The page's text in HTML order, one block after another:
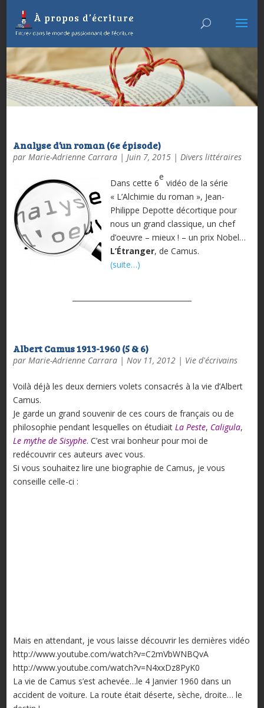
Analyse d’un roman (6e épisode)
par Marie-Adrienne Carrara| Juin 7, 2015| Divers littéraires
Dans cette 6
e
vidéo de la série
« L’Alchimie du roman », Jean-
Philippe Depotte décortique pour
nous un grand classique, un chef
d’oeuvre – mieux ! – un prix Nobel…
L’Étranger, de Camus.
(suite…)
Albert Camus 1913-1960 (5 & 6)
par Marie-Adrienne Carrara| Nov 11, 2012| Vie d'écrivains
Voilà déjà les deux derniers volets consacrés à la vie d’Albert
Camus.
Je garde un grand souvenir de ces cours de français ou de
philosophie pendant lesquelles on étudiait La Peste, Caligula,
Le mythe de Sisyphe. C’est vrai bonheur pour moi de
redécouvrir ces auteurs avec vous.
Si vous souhaitez lire une biographie de Camus, je vous
conseille celle-ci :
Mais en attendant, je vous laisse découvrir les dernières vidéo
http://www.youtube.com/watch?v=C2mVbWNBQvA
http://www.youtube.com/watch?v=N4xxDz8PyK0
La vie de Camus s’est achevée…le 4 Janvier 1960 dans un
accident de voiture. La route était déserte, sèche, droite… le